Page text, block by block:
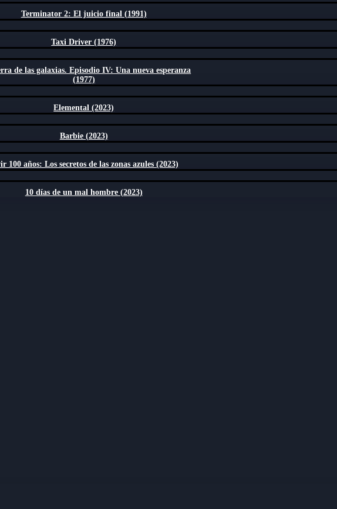
Terminator 2: El juicio final (1991)
Taxi Driver (1976)
de las galaxias. Episodio IV: Una nueva esperanza
(1977)
Elemental (2023)
Barbie (2023)
100 años: Los secretos de las zonas azules (2023)
10 días de un mal hombre (2023)